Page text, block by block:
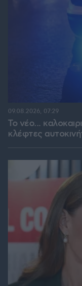
Το νέο...
κλέφτες
09.08.2026, 07:29